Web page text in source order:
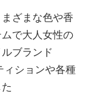
ざまな色や香
で大人女性の
ブランド
ィションや各種